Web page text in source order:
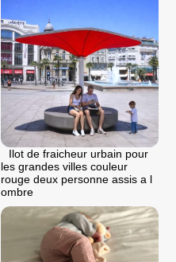
Ilot de fraicheur urbain pour
les grandes villes couleur
rouge deux personne assis a l
ombre